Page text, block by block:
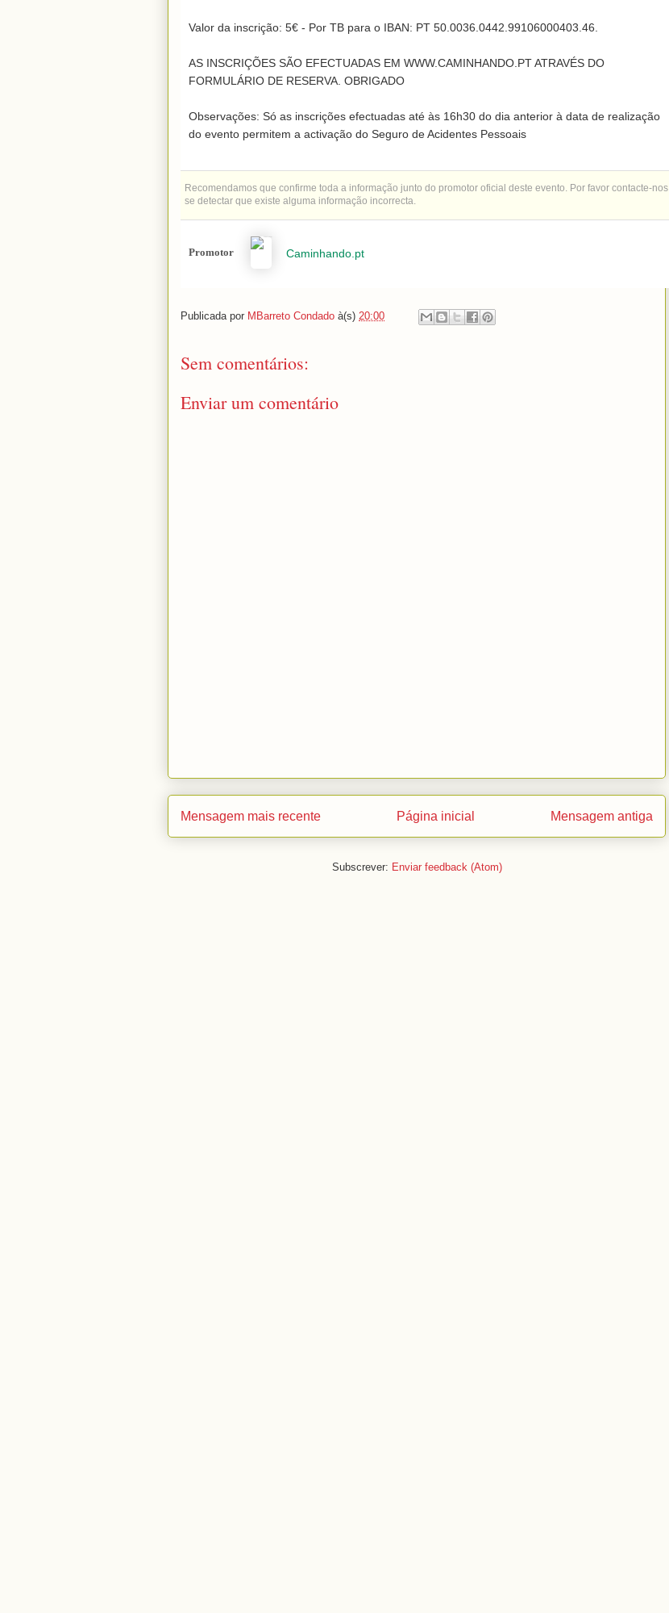
Valor da inscrição: 5€ - Por TB para o IBAN: PT 50.0036.0442.99106000403.46.
AS INSCRIÇÕES SÃO EFECTUADAS EM WWW.CAMINHANDO.PT ATRAVÉS DO
FORMULÁRIO DE RESERVA. OBRIGADO
Observações: Só as inscrições efectuadas até às 16h30 do dia anterior à data de realização
do evento permitem a activação do Seguro de Acidentes Pessoais
Recomendamos que confirme toda a informação junto do promotor oficial deste evento. Por favor contacte-nos
se detectar que existe alguma informação incorrecta.
Promotor Caminhando.pt
Publicada por MBarreto Condado à(s) 20:00
Sem comentários:
Enviar um comentário
Mensagem mais recente Mensagem antiga
Página inicial
Subscrever: Enviar feedback (Atom)